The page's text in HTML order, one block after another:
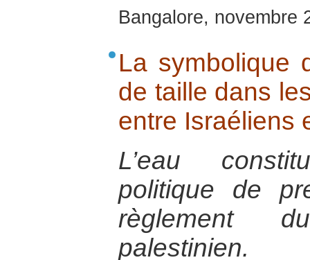
Bangalore, novembre
La symbolique
de taille dans
entre Israéliens
L’eau
politique de
règlement
palestinien.